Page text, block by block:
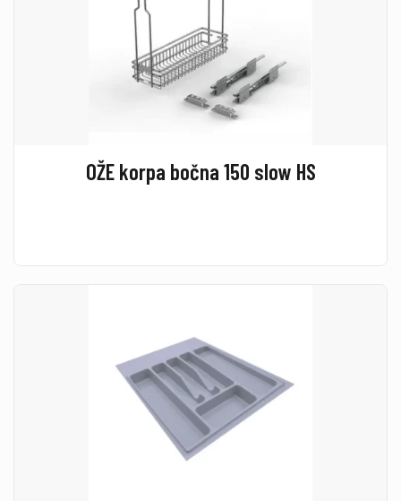
OŽE korpa bočna 150 slow HS